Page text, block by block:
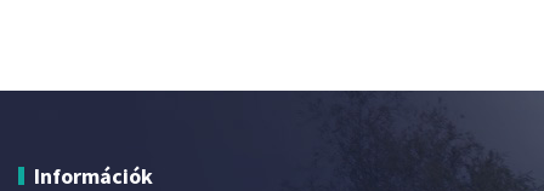
Információk